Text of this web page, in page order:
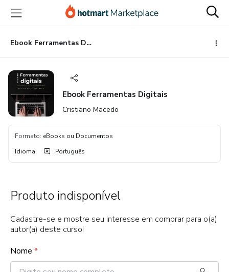
para
conteúdo
principal
para
pagamento
para
rodapé
Ebook Ferramentas Digitais
Ebook Ferramentas Digitais
Cristiano Macedo
Formato: eBooks ou Documentos
Idioma: Português
Produto indisponível
Cadastre-se e mostre seu interesse em comprar para o(a)
autor(a) deste curso!
Nome *